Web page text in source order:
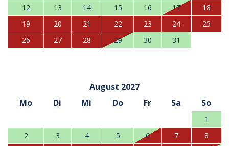
12
13 14 15 16 17
18
19
20 21 22 23 24
25
26
27 28 29 30 31
August 2027
Mo
Di Mi Do Fr Sa So
1
2
3 4 5 6 7
8